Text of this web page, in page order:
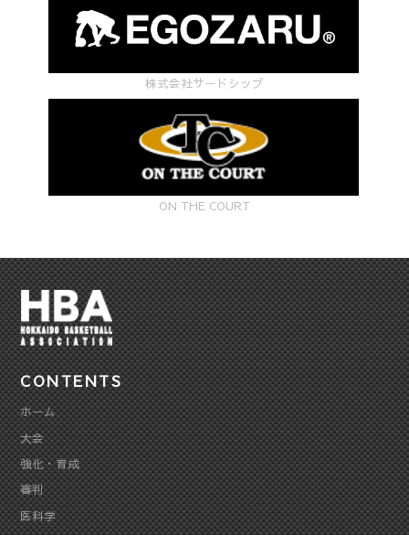
株式会社サードシップ
ON THE COURT
CONTENTS
ホーム
大会
強化・育成
審判
医科学